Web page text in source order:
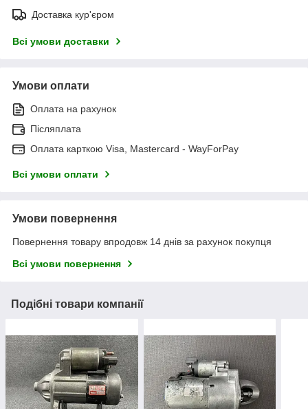
Доставка кур'єром
Всі умови доставки
Умови оплати
Оплата на рахунок
Післяплата
Оплата карткою Visa, Mastercard - WayForPay
Всі умови оплати
Умови повернення
Повернення товару впродовж 14 днів за рахунок покупця
Всі умови повернення
Подібні товари компанії